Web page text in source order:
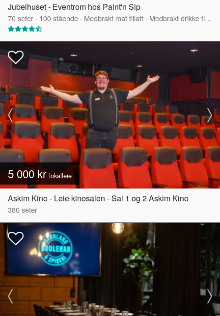
Jubelhuset - Eventrom hos Paint'n Sip
70seter · 100stående · Medbrakt mat tillatt · Medbrakt drikke tillatt
5 000 krlokalleie
Askim Kino - Leie kinosalen - Sal 1 og 2 Askim Kino
380seter